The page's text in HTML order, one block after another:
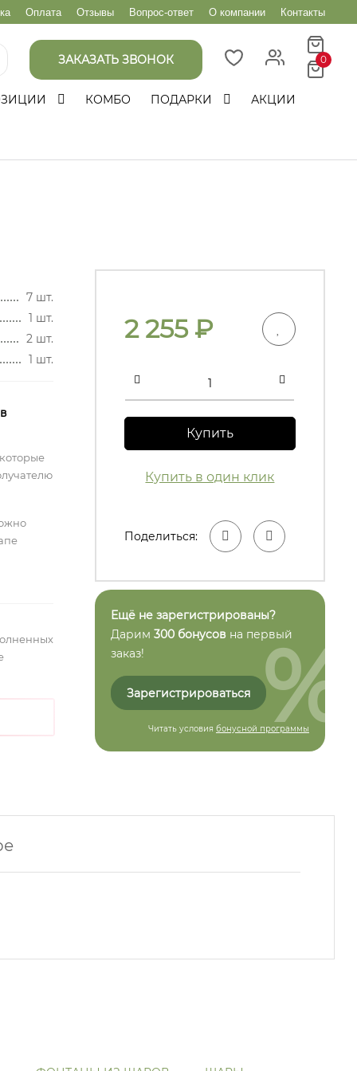
Оплата Отзывы Вопрос-ответ О компании Контакты
ЗАКАЗАТЬ ЗВОНОК 0
КОМБО ПОДАРКИ АКЦИИ
7 шт.
1 шт.
2 шт.
1 шт.
2 255₽
Купить
Купить в один клик
Поделиться:
Ещё не зарегистрированы?
Дарим 300 бонусов на первый
заказ!
Зарегистрироваться
Читать условия бонусной программы
%